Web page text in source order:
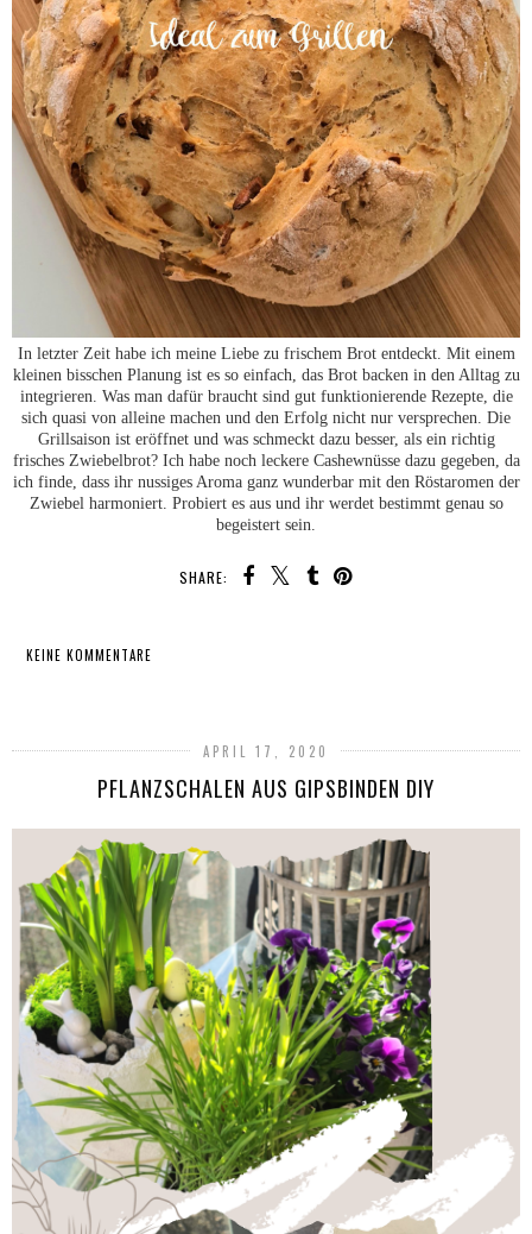
In letzter Zeit habe ich meine Liebe zu frischem Brot entdeckt. Mit einem
kleinen bisschen Planung ist es so einfach, das Brot backen in den Alltag zu
integrieren. Was man dafür braucht sind gut funktionierende Rezepte, die
sich quasi von alleine machen und den Erfolg nicht nur versprechen. Die
Grillsaison ist eröffnet und was schmeckt dazu besser, als ein richtig
frisches Zwiebelbrot? Ich habe noch leckere Cashewnüsse dazu gegeben, da
ich finde, dass ihr nussiges Aroma ganz wunderbar mit den Röstaromen der
Zwiebel harmoniert. Probiert es aus und ihr werdet bestimmt genau so
begeistert sein.
SHARE:
KEINE KOMMENTARE
APRIL 17, 2020
PFLANZSCHALEN AUS GIPSBINDEN DIY